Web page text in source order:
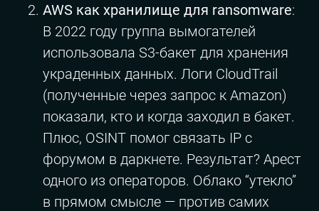
AWS как хранилище для ransomware:
В 2022 году группа вымогателей
использовала S3-бакет для хранения
украденных данных. Логи CloudTrail
(полученные через запрос к Amazon)
показали, кто и когда заходил в бакет.
Плюс, OSINT помог связать IP с
форумом в даркнете. Результат? Арест
одного из операторов. Облако “утекло”
в прямом смысле — против самих